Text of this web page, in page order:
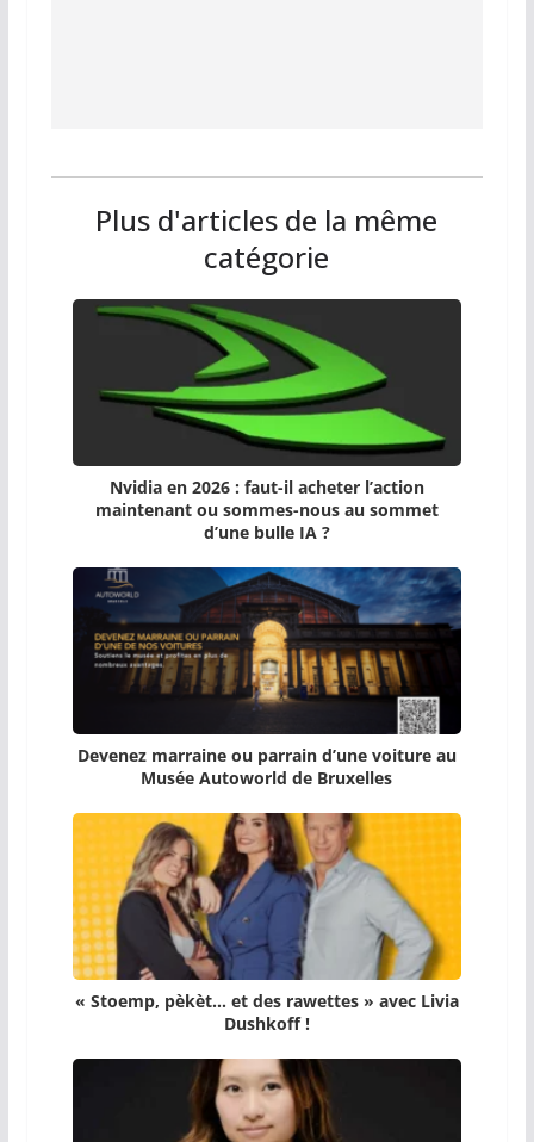
Plus d'articles de la même
catégorie
Nvidia en 2026 : faut-il acheter l’action
maintenant ou sommes-nous au sommet
d’une bulle IA ?
Devenez marraine ou parrain d’une voiture au
Musée Autoworld de Bruxelles
« Stoemp, pèkèt… et des rawettes » avec Livia
Dushkoff !